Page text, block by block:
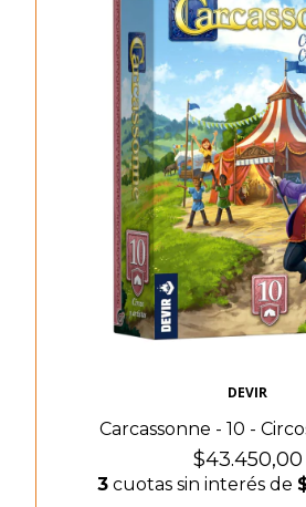
DEVIR
Carcassonne - 10 -
$43.450,00
3 cuotas sin interés de